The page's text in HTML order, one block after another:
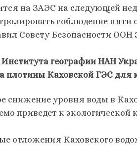
на ЗАЭС на следующей
соблюдение
Совету Безопасности ООН
географии НАН
плотины Каховской ГЭС для
снижение уровня воды в
приведет к экологической
отложения Каховского